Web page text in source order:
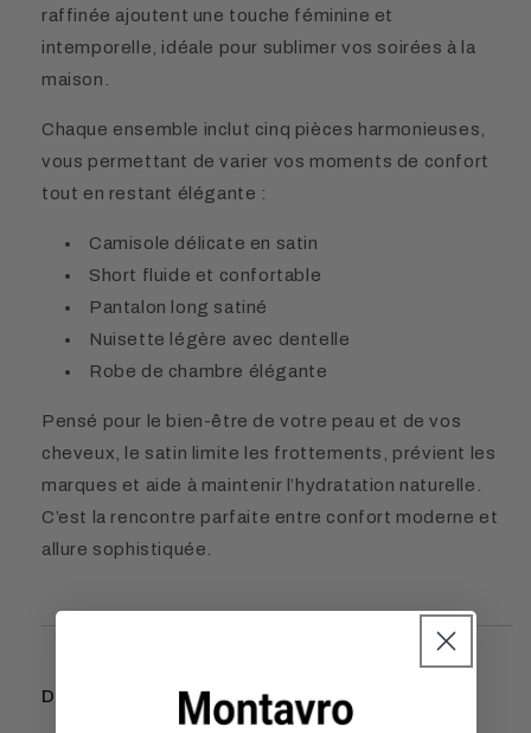
raffinée ajoutent une touche féminine et
intemporelle, idéale pour sublimer vos soirées à la
maison.
Chaque ensemble inclut cinq pièces harmonieuses,
vous permettant de varier vos moments de confort
tout en restant élégante :
Camisole délicate en satin
Short fluide et confortable
Pantalon long satiné
Nuisette légère avec dentelle
Robe de chambre élégante
Pensé pour le bien-être de votre peau et de vos
cheveux, le satin limite les frottements, prévient les
marques et aide à maintenir l’hydratation naturelle.
C’est la rencontre parfaite entre confort moderne et
allure sophistiquée.
Détails du produit :